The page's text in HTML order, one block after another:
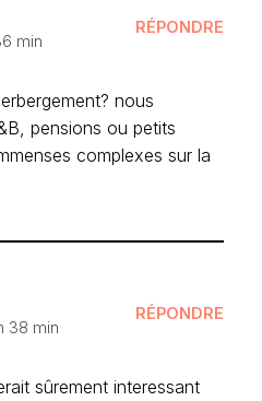
min
RÉPONDRE
nous
pensions ou petits
complexes sur la
38 min
RÉPONDRE
sûrement interessant